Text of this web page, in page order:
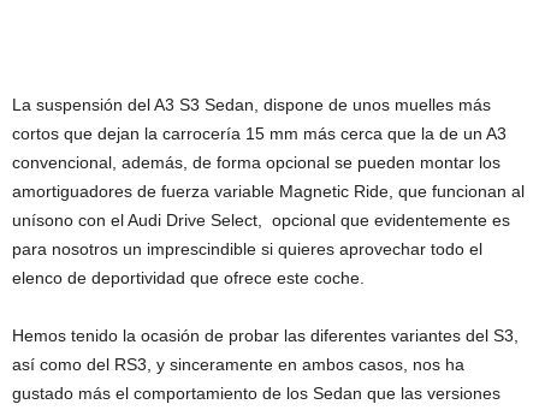
La suspensión del A3 S3 Sedan, dispone de unos muelles más
cortos que dejan la carrocería 15 mm más cerca que la de un A3
convencional, además, de forma opcional se pueden montar los
amortiguadores de fuerza variable Magnetic Ride, que funcionan al
unísono con el Audi Drive Select, opcional que evidentemente es
para nosotros un imprescindible si quieres aprovechar todo el
elenco de deportividad que ofrece este coche.
Hemos tenido la ocasión de probar las diferentes variantes del S3,
así como del RS3, y sinceramente en ambos casos, nos ha
gustado más el comportamiento de los Sedan que las versiones